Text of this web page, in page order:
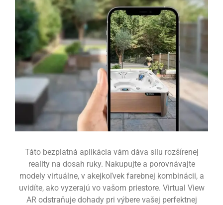
Táto bezplatná aplikácia vám dáva silu rozšírenej
reality na dosah ruky. Nakupujte a porovnávajte
modely virtuálne, v akejkoľvek farebnej kombinácii, a
uvidíte, ako vyzerajú vo vašom priestore. Virtual View
AR odstraňuje dohady pri výbere vašej perfektnej